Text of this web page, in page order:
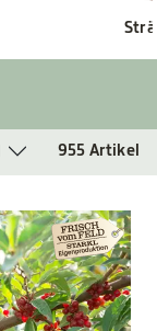
955 Artikel